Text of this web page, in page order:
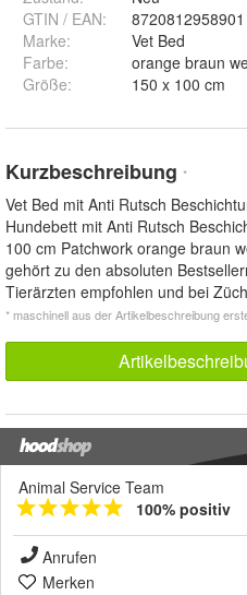
GTIN / EAN:
8720812958901
Marke:
Vet Bed
Farbe:
orange braun
Größe: 150 x 100 cm
Kurzbeschreibung *
Vet Bed mit Anti Rutsch
Hundebett mit Anti Rutsch
100 cm Patchwork orange braun
gehört zu den absoluten
Tierärzten empfohlen und bei
* maschinell aus der Artikelbeschreibung
Animal Service Team
100% positiv
Anrufen
Merken